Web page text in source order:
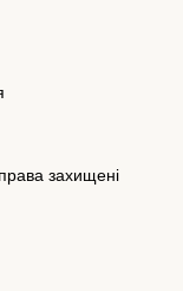
захищені